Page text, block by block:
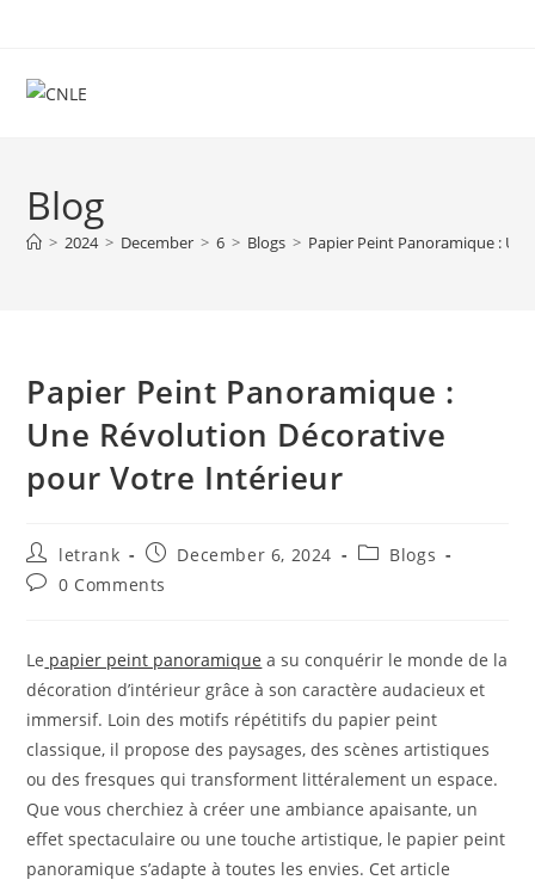
content
Blog
> 2024 > December > 6 > Blogs > Papier Peint Panoramique :
Papier Peint Panoramique :
Une Révolution Décorative
pour Votre Intérieur
Post
author:
letrank
Post
published:
December 6, 2024
PostBlogs
Post0 Comments
Le papier peint panoramique a su conquérir le monde de la
décoration d’intérieur grâce à son caractère audacieux et
immersif. Loin des motifs répétitifs du papier peint
classique, il propose des paysages, des scènes artistiques
ou des fresques qui transforment littéralement un espace.
Que vous cherchiez à créer une ambiance apaisante, un
effet spectaculaire ou une touche artistique, le papier peint
panoramique s’adapte à toutes les envies. Cet article